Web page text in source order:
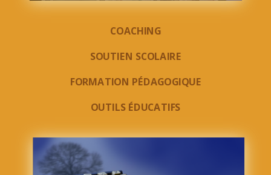
COACHING
SOUTIEN SCOLAIRE
FORMATION PÉDAGOGIQUE
OUTILS ÉDUCATIFS